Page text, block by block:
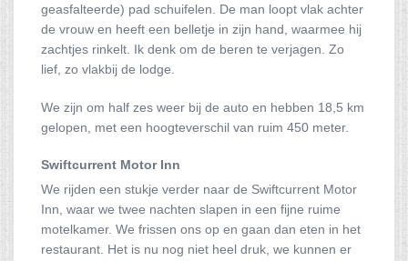
geasfalteerde) pad schuifelen. De man loopt vlak achter
de vrouw en heeft een belletje in zijn hand, waarmee hij
zachtjes rinkelt. Ik denk om de beren te verjagen. Zo
lief, zo vlakbij de lodge.
We zijn om half zes weer bij de auto en hebben 18,5 km
gelopen, met een hoogteverschil van ruim 450 meter.
Swiftcurrent Motor Inn
We rijden een stukje verder naar de Swiftcurrent Motor
Inn, waar we twee nachten slapen in een fijne ruime
motelkamer. We frissen ons op en gaan dan eten in het
restaurant. Het is nu nog niet heel druk, we kunnen er